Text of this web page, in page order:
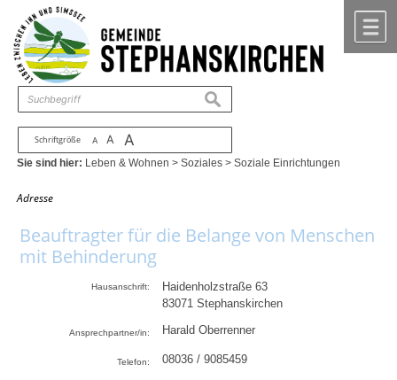
Zum Inhalt ,zur Navigation
Schriftgröße A A A
suchen
Sie sind hier: Leben & Wohnen >Soziales >Soziale Einrichtungen
Adresse
Beauftragter für die Belange von Menschen
mit Behinderung
Hausanschrift:
Haidenholzstraße 63
83071 Stephanskirchen
Ansprechpartner/in: Harald Oberrenner
Telefon: 08036 / 9085459